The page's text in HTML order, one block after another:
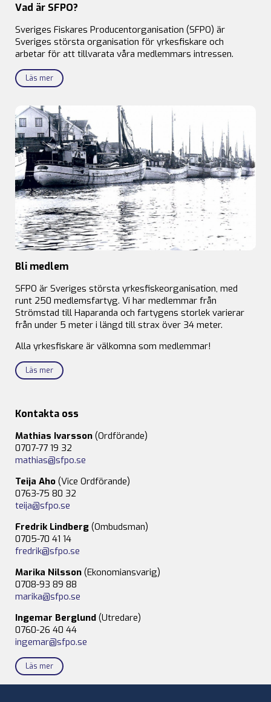
Vad är SFPO?
Sveriges Fiskares Producentorganisation (SFPO) är
Sveriges största organisation för yrkesfiskare och
arbetar för att tillvarata våra medlemmars intressen.
Läs mer
Bli medlem
SFPO är Sveriges största yrkesfiskeorganisation, med
runt 250 medlemsfartyg. Vi har medlemmar från
Strömstad till Haparanda och fartygens storlek varierar
från under 5 meter i längd till strax över 34 meter.
Alla yrkesfiskare är välkomna som medlemmar!
Läs mer
Kontakta oss
Mathias Ivarsson (Ordförande)
0707-77 19 32
mathias@sfpo.se
Teija Aho (Vice Ordförande)
0763-75 80 32
teija@sfpo.se
Fredrik Lindberg (Ombudsman)
0705-70 41 14
fredrik@sfpo.se
Marika Nilsson (Ekonomiansvarig)
0708-93 89 88
marika@sfpo.se
Ingemar Berglund (Utredare)
0760-26 40 44
ingemar@sfpo.se
Läs mer